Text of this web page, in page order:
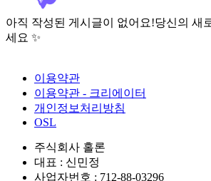
아직 작성된 게시글이 없어요!당신의 새
세요 ✨
이용약관
이용약관 - 크리에이터
개인정보처리방침
OSL
주식회사 홀론
대표 : 신민정
사업자번호 : 712-88-03296